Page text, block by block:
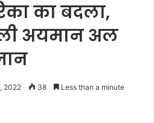
का बदला,
अयमान अल
2022 38 Less than a minute